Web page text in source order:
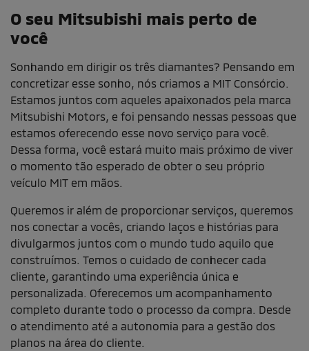
O seu Mitsubishi mais perto de
você
Sonhando em dirigir os três diamantes? Pensando em
concretizar esse sonho, nós criamos a MIT Consórcio.
Estamos juntos com aqueles apaixonados pela marca
Mitsubishi Motors, e foi pensando nessas pessoas que
estamos oferecendo esse novo serviço para você.
Dessa forma, você estará muito mais próximo de viver
o momento tão esperado de obter o seu próprio
veículo MIT em mãos.
Queremos ir além de proporcionar serviços, queremos
nos conectar a vocês, criando laços e histórias para
divulgarmos juntos com o mundo tudo aquilo que
construímos. Temos o cuidado de conhecer cada
cliente, garantindo uma experiência única e
personalizada. Oferecemos um acompanhamento
completo durante todo o processo da compra. Desde
o atendimento até a autonomia para a gestão dos
planos na área do cliente.